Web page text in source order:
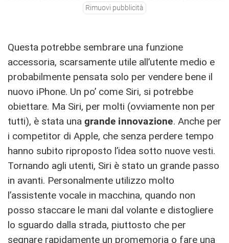
Rimuovi pubblicità
Questa potrebbe sembrare una funzione
accessoria, scarsamente utile all’utente medio e
probabilmente pensata solo per vendere bene il
nuovo iPhone. Un po’ come Siri, si potrebbe
obiettare. Ma Siri, per molti (ovviamente non per
tutti), è stata una grande innovazione. Anche per
i competitor di Apple, che senza perdere tempo
hanno subito riproposto l’idea sotto nuove vesti.
Tornando agli utenti, Siri è stato un grande passo
in avanti. Personalmente utilizzo molto
l’assistente vocale in macchina, quando non
posso staccare le mani dal volante e distogliere
lo sguardo dalla strada, piuttosto che per
segnare rapidamente un promemoria o fare una